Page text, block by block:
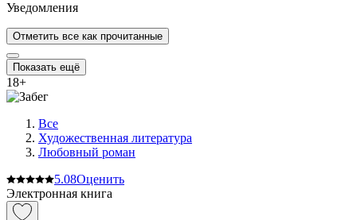
Уведомления
Отметить все как прочитанные
Показать ещё
18+
Все
Художественная литература
Любовный роман
5.08Оценить
Электронная книга